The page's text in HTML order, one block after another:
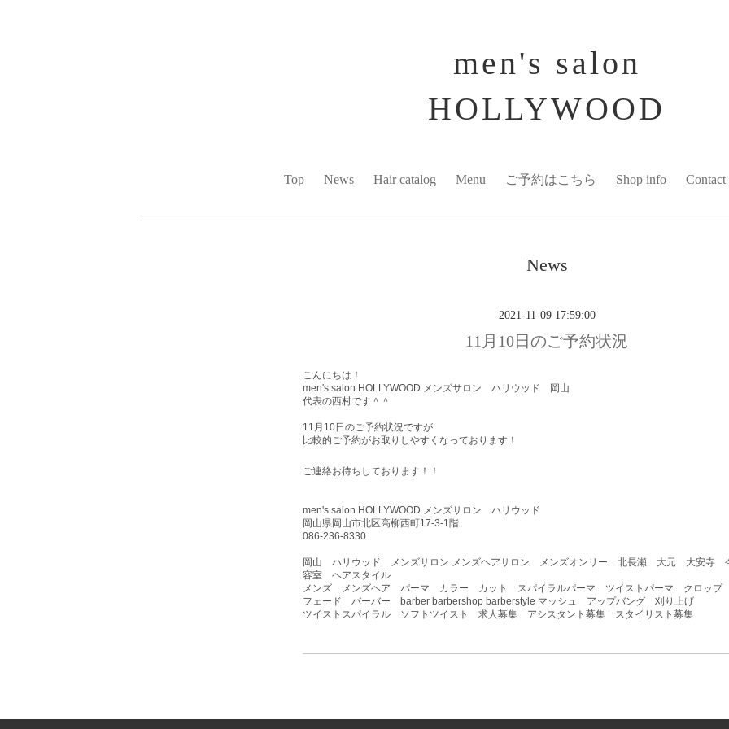
men's salon
HOLLYWOOD
Top News Hair catalog Menu ご予約はこちら Shop info Contact
News
2021-11-09 17:59:00
11月10日のご予約状況
こんにちは！
men's salon HOLLYWOOD メンズサロン ハリウッド 岡山
代表の西村です＾＾
11月10日のご予約状況ですが
比較的ご予約がお取りしやすくなっております！
ご連絡お待ちしております！！
men's salon HOLLYWOOD メンズサロン ハリウッド
岡山県岡山市北区高柳西町17-3-1階
086-236-8330
岡山 ハリウッド メンズサロン メンズヘアサロン メンズオンリー 北長瀬 大元 大安
容室 ヘアスタイル
メンズ メンズヘア パーマ カラー カット スパイラルパーマ ツイストパーマ クロップ
フェード バーバー barber barbershop barberstyle マッシュ アップバング 刈り上げ
ツイストスパイラル ソフトツイスト 求人募集 アシスタント募集 スタイリスト募集